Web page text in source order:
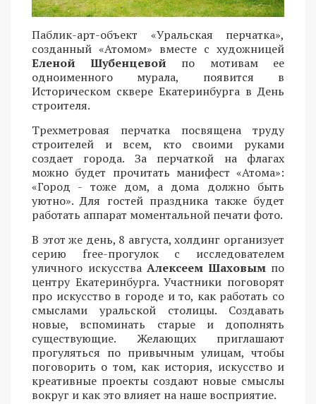
Паблик-арт-объект «Уральская перчатка»,
созданный «Атомом» вместе с художницей
Еленой Шубенцевой по мотивам ее
одноименного мурала, появится в
Историческом сквере Екатеринбурга в День
строителя.
Трехметровая перчатка посвящена труду
строителей и всем, кто своими руками
создает города. За перчаткой на флагах
можно будет прочитать манифест «Атома»:
«Город - тоже дом, а дома должно быть
уютно». Для гостей праздника также будет
работать аппарат моментальной печати фото.
В этот же день, 8 августа, холдинг организует
серию free-прогулок с исследователем
уличного искусства Алексеем Шаховым по
центру Екатеринбурга. Участники поговорят
про искусство в городе и то, как работать со
смыслами уральской столицы. Создавать
новые, вспоминать старые и дополнять
существующие. Желающих приглашают
прогуляться по привычным улицам, чтобы
поговорить о том, как история, искусство и
креативные проекты создают новые смыслы
вокруг и как это влияет на наше восприятие.